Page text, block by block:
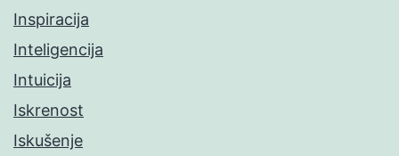
Inspiracija
Inteligencija
Intuicija
Iskrenost
Iskušenje